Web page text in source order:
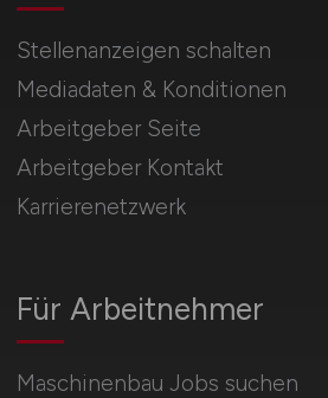
Für Arbeitnehmer
Maschinenbau Jobs suchen
Stellenanzeigen schalten
Mediadaten & Konditionen
Arbeitgeber Seite
Arbeitgeber Kontakt
Karrierenetzwerk